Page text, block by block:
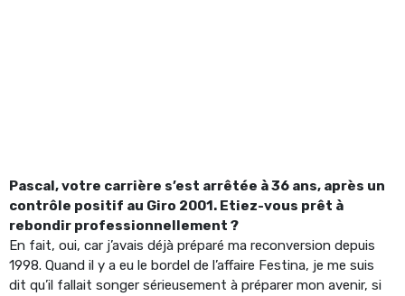
Pascal, votre carrière s’est arrêtée à 36 ans, après un
contrôle positif au Giro 2001. Etiez-vous prêt à
rebondir professionnellement ?
En fait, oui, car j’avais déjà préparé ma reconversion depuis
1998. Quand il y a eu le bordel de l’affaire Festina, je me suis
dit qu’il fallait songer sérieusement à préparer mon avenir, si